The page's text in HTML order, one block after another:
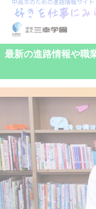
最新の進路情報や職